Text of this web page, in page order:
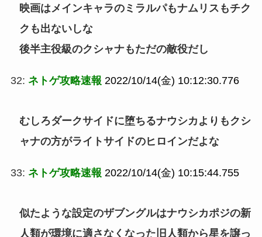
映画はメインキャラのミラルパもナムリスもチク
クも出ないしな
後半主役級のクシャナもただの敵役だし
32: ネトゲ攻略速報 2022/10/14(金) 10:12:30.776
むしろダークサイドに堕ちるナウシカよりもクシ
ャナの方がライトサイドのヒロインだよな
33: ネトゲ攻略速報 2022/10/14(金) 10:15:44.755
似たような設定のザブングルはナウシカポジの新
人類が環境に適さなくなった旧人類から星を譲っ